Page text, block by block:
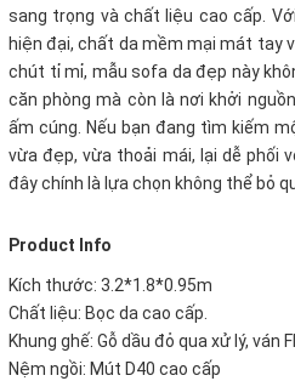
sang trọng và chất liệu cao cấp.
hiện đại, chất da mềm mại mát tay
chút tỉ mỉ, mẫu sofa da đẹp này
căn phòng mà còn là nơi khởi
ấm cúng. Nếu bạn đang tìm kiếm
vừa đẹp, vừa thoải mái, lại dễ phối
đây chính là lựa chọn không thể bỏ
Product Info
Kích thước: 3.2*1.8*0.95m
Chất liệu: Bọc da cao cấp.
Khung ghế: Gỗ dầu đỏ qua xử lý, ván
Nệm ngồi: Mút D40 cao cấp